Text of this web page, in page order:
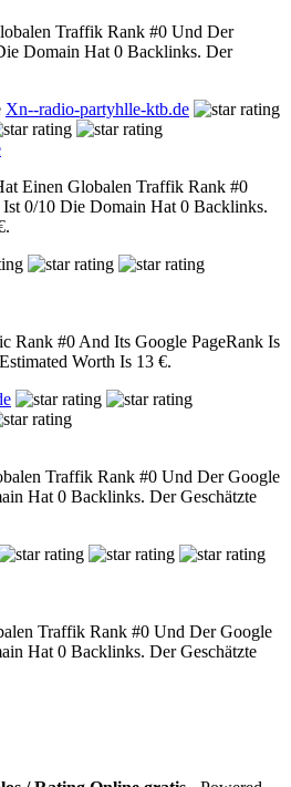
Traffik Rank #0 Und Der
Domain Hat 0 Backlinks. Der
Xn--radio-partyhlle-ktb.de
Einen Globalen Traffik Rank #0
0/10 Die Domain Hat 0 Backlinks.
Rank #0 And Its Google PageRank Is
Worth Is 13 €.
Traffik Rank #0 Und Der Google
Hat 0 Backlinks. Der Geschätzte
Traffik Rank #0 Und Der Google
Hat 0 Backlinks. Der Geschätzte